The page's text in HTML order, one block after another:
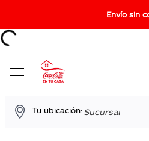
Envío sin
Tu ubicación: Sucursal